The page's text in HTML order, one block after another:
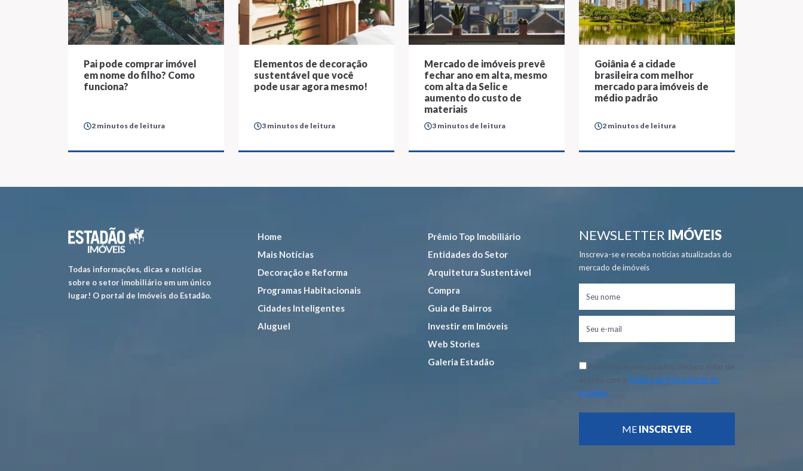
Pai pode comprar imóvel
em nome do filho? Como
funciona?
2 minutos de leitura
Elementos de decoração
sustentável que você
pode usar agora mesmo!
3 minutos de leitura
Mercado de imóveis prevê
fechar ano em alta, mesmo
com alta da Selic e
aumento do custo de
materiais
3 minutos de leitura
Goiânia é a cidade
brasileira com melhor
mercado para imóveis de
médio padrão
2 minutos de leitura
Todas informações, dicas e notícias
sobre o setor imobiliário em um único
lugar! O portal de Imóveis do Estadão.
Home
Mais Notícias
Decoração e Reforma
Programas Habitacionais
Cidades Inteligentes
Aluguel
Prêmio Top Imobiliário
Entidades do Setor
Arquitetura Sustentável
Compra
Guia de Bairros
Investir em Imóveis
Web Stories
Galeria Estadão
NEWSLETTER IMÓVEIS
Inscreva-se e receba notícias atualizadas do
mercado de imóveis
Ao fornecer meus dados, declaro estar de
acordo com a Política de Privacidade do
Estadão.
ME INSCREVER